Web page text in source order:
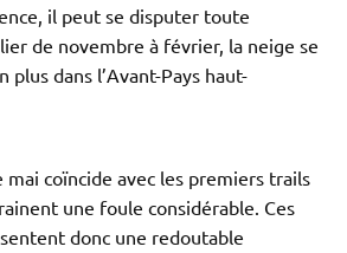
il peut se disputer toute
de novembre à février, la neige se
plus dans l’Avant-Pays haut-
mai coïncide avec les premiers trails
une foule considérable. Ces
donc une redoutable